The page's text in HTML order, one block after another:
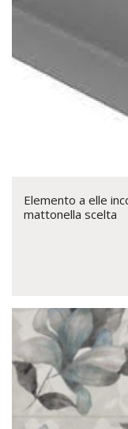
Elemento a elle
mattonella scelta